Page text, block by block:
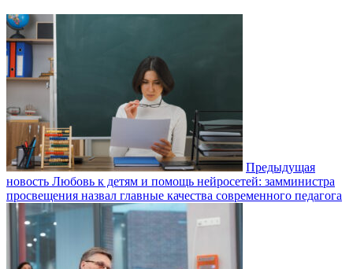
Предыдущая
новость Любовь к детям и помощь нейросетей: замминистра
просвещения назвал главные качества современного педагога